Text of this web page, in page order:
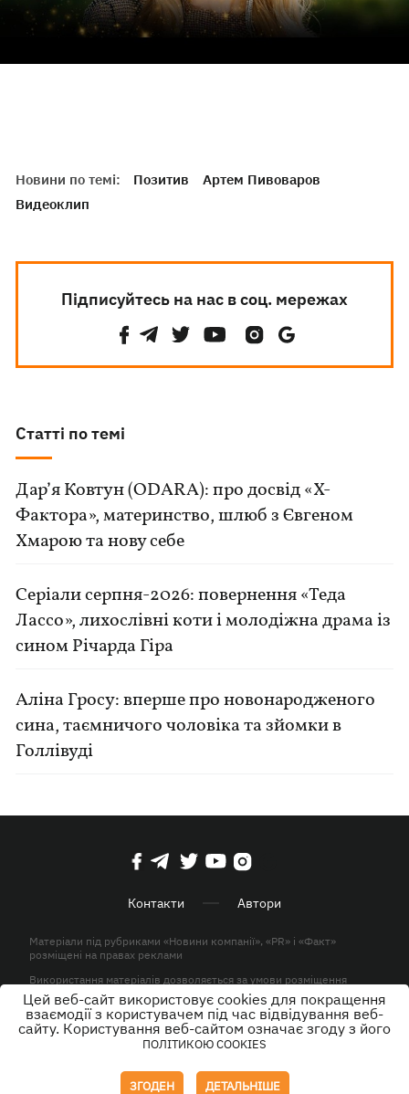
Новини по темі: Позитив
Артем Пивоваров
Видеоклип
Підписуйтесь на нас в соц. мережах
Статті по темі
Дар’я Ковтун (ODARA): про досвід «Х-
Фактора», материнство, шлюб з Євгеном
Хмарою та нову себе
Серіали серпня-2026: повернення «Теда
Лассо», лихослівні коти і молодіжна драма із
сином Річарда Гіра
Аліна Гросу: вперше про новонародженого
сина, таємничого чоловіка та зйомки в
Голлівуді
Контакти Автори
Матеріали під рубриками «Новини компанії», «PR» і «Факт»
розміщені на правах реклами
Використання матеріалів дозволяється за умови розміщення
активного гіперпосилання на KP.UA в першому абзаці.
© ТОВ «ЮЛАВ МЕДІА» 2026. Всі права захищені.
Цей веб-сайт використовує cookies для покращення
взаємодії з користувачем під час відвідування веб-
сайту. Користування веб-сайтом означає згоду з його
ПОЛІТИКОЮ COOKIES
ЗГОДЕН ДЕТАЛЬНІШЕ